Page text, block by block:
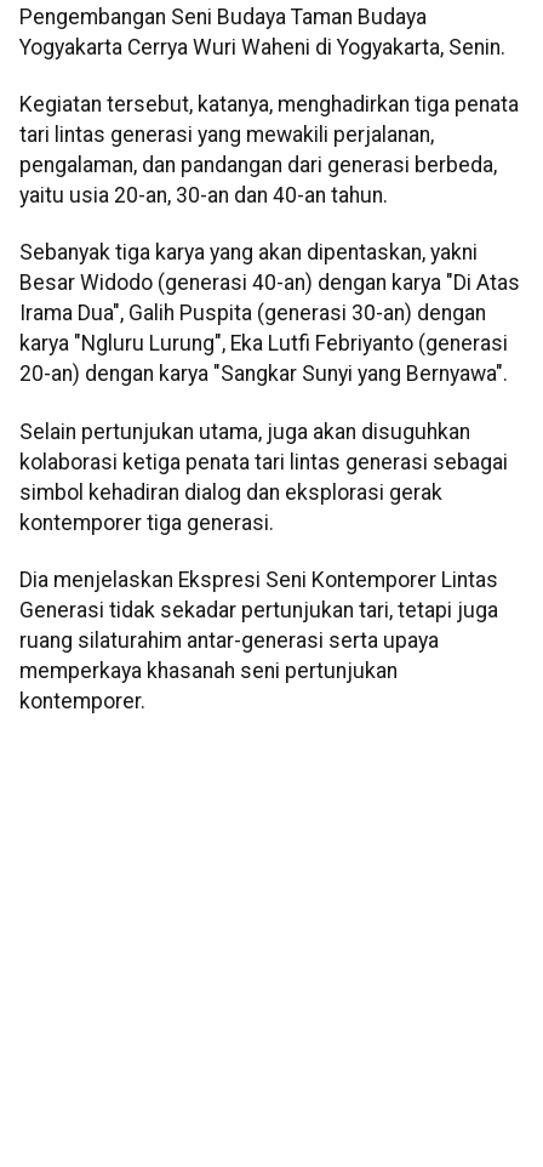
Pengembangan Seni Budaya Taman Budaya
Yogyakarta Cerrya Wuri Waheni di Yogyakarta, Senin.
Kegiatan tersebut, katanya, menghadirkan tiga penata
tari lintas generasi yang mewakili perjalanan,
pengalaman, dan pandangan dari generasi berbeda,
yaitu usia 20-an, 30-an dan 40-an tahun.
Sebanyak tiga karya yang akan dipentaskan, yakni
Besar Widodo (generasi 40-an) dengan karya "Di Atas
Irama Dua", Galih Puspita (generasi 30-an) dengan
karya "Ngluru Lurung", Eka Lutfi Febriyanto (generasi
20-an) dengan karya "Sangkar Sunyi yang Bernyawa".
Selain pertunjukan utama, juga akan disuguhkan
kolaborasi ketiga penata tari lintas generasi sebagai
simbol kehadiran dialog dan eksplorasi gerak
kontemporer tiga generasi.
Dia menjelaskan Ekspresi Seni Kontemporer Lintas
Generasi tidak sekadar pertunjukan tari, tetapi juga
ruang silaturahim antar-generasi serta upaya
memperkaya khasanah seni pertunjukan
kontemporer.